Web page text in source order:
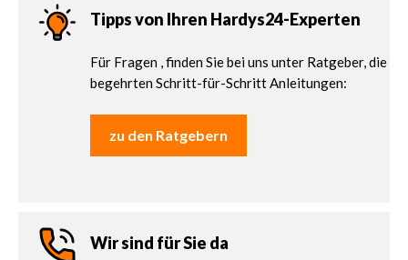
Tipps von Ihren Hardys24-Experten
Für Fragen , finden Sie bei uns unter Ratgeber, die
begehrten Schritt-für-Schritt Anleitungen:
zu den Ratgebern
Wir sind für Sie da